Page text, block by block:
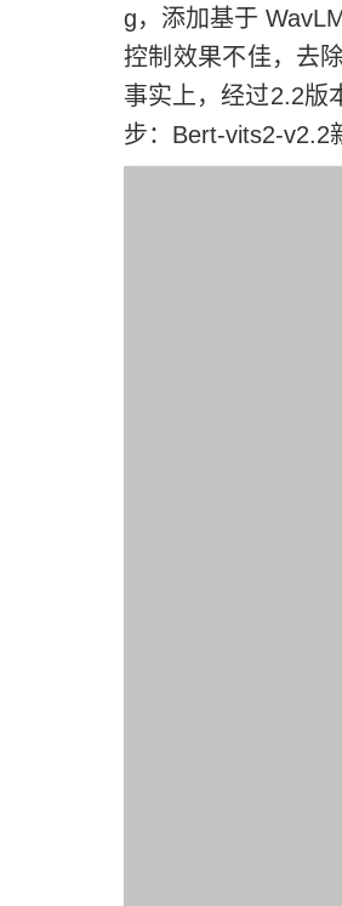
g，添加基于
控制效果不佳，去
事实上，经过2.2版
步：Bert-vits2-v2.2